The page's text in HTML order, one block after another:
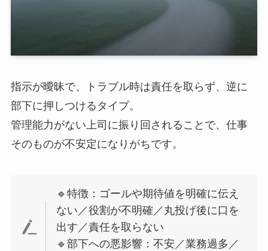
指示が曖昧で、トラブル時は責任を取らず、逆に
部下に押しつけるタイプ。
管理能力がない上司に振り回されることで、仕事
そのものが不安定になりがちです。
🔹特徴：ゴールや期待値を明確に伝え
ない／役割が不明確／丸投げ後に口を
出す／責任を取らない
🔹部下への悪影響：不安／業務過多／